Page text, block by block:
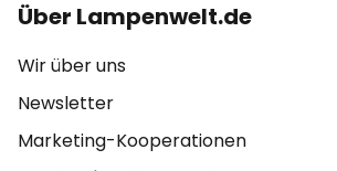
Über Lampenwelt.de
Wir über uns
Newsletter
Marketing-Kooperationen